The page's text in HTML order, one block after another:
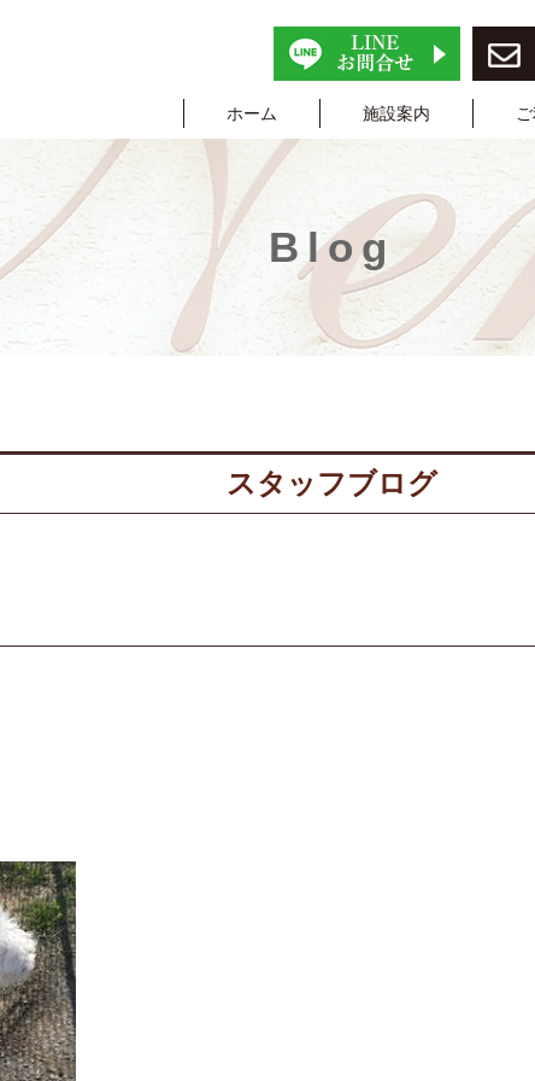
ホーム 施設案内
Blog
スタッフブログ